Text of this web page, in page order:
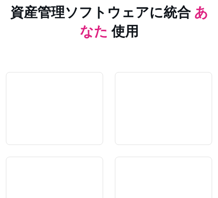
資産管理ソフトウェアに統合 あ
なた使用